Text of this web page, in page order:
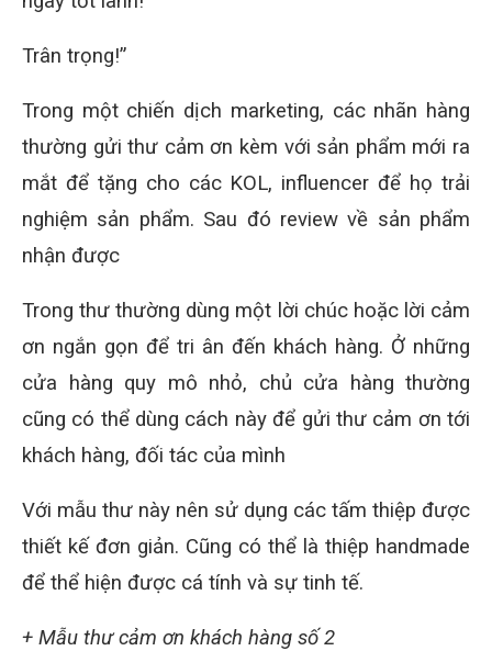
Trân trọng!”
Trong một chiến dịch marketing, các nhãn hàng
thường gửi thư cảm ơn kèm với sản phẩm mới ra
mắt để tặng cho các KOL, influencer để họ trải
nghiệm sản phẩm. Sau đó review về sản phẩm
nhận được
Trong thư thường dùng một lời chúc hoặc lời cảm
ơn ngắn gọn để tri ân đến khách hàng. Ở những
cửa hàng quy mô nhỏ, chủ cửa hàng thường
cũng có thể dùng cách này để gửi thư cảm ơn tới
khách hàng, đối tác của mình
Với mẫu thư này nên sử dụng các tấm thiệp được
thiết kế đơn giản. Cũng có thể là thiệp handmade
để thể hiện được cá tính và sự tinh tế.
+ Mẫu thư cảm ơn khách hàng số 2